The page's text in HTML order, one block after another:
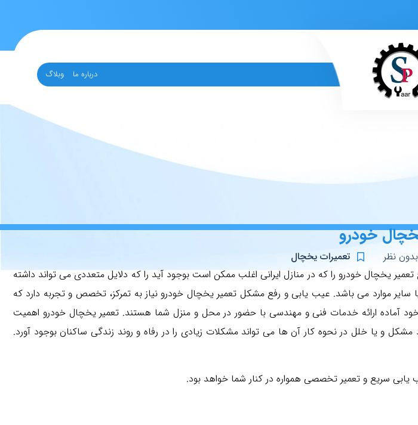
درباره ما وبلاگ
خودرو
بدون نظر
تعمیرات یخچال
یخچال خودرو را که در منازل ایرانی اغلب ممکن است بوجود آید را که دلایل متعددی می تواند داشته
سایر موارد می باشد. عیب یابی و رفع مشکل تعمیر یخچال خودرو نیاز به تمرکز، تخصص و تجربه دارد که
آماده ارائه خدمات فنی و مهندسی با حضور در محل و منزل شما هستند. تعمیر یخچال خودرو اهمیت
و یا خلل در نحوه کار آن ها می تواند مشکلات زیادی را در رفاه و روند زندگی ساکنان بوجود آورد.
یابی سریع و تعمیر تخصصی همواره در کنار شما خواهد بود.